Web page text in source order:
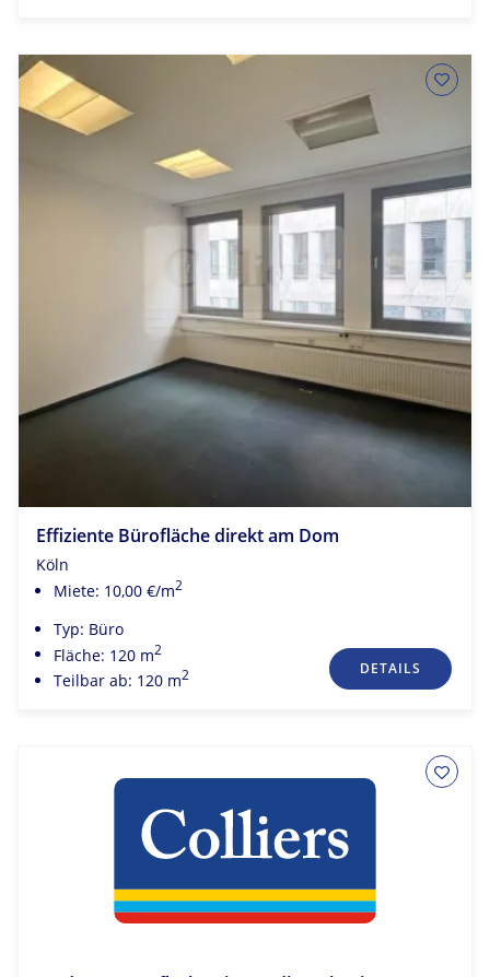
Effiziente Bürofläche direkt am Dom
Köln
Miete: 10,00 €/m2
Typ: Büro
Fläche: 120 m2
Teilbar ab: 120 m2 DETAILS